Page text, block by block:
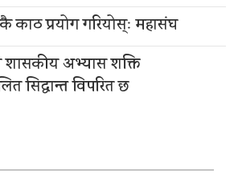
काठ प्रयोग गरियोस्ः महासंघ
शासकीय अभ्यास शक्ति
सिद्धान्त विपरित छ